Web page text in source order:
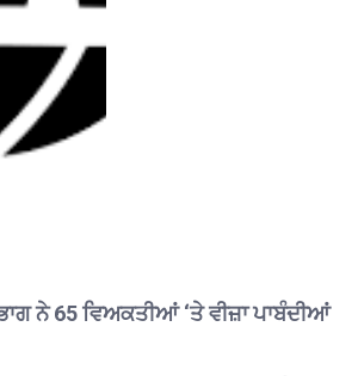
ਨੇ 65 ਵਿਅਕਤੀਆਂ ‘ਤੇ ਵੀਜ਼ਾ ਪਾਬੰਦੀਆਂ